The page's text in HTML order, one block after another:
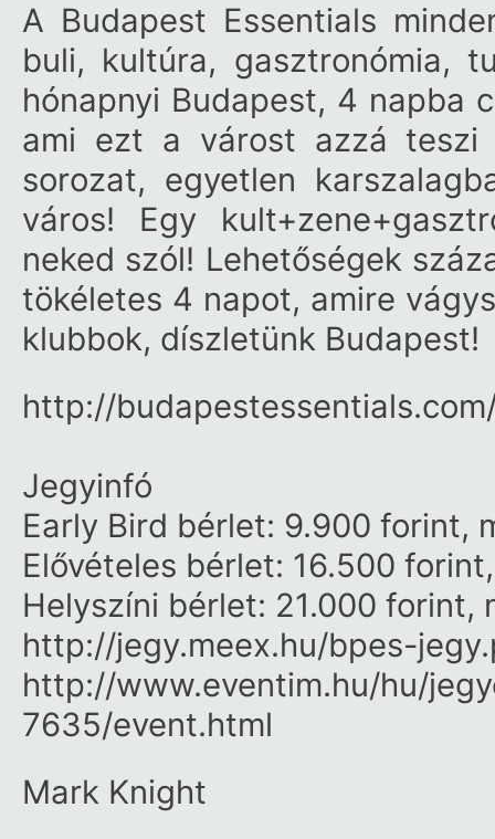
A Budapest Essentials
buli, kultúra, gasztronómia,
hónapnyi Budapest, 4 napba
ami ezt a várost azzá teszi
sorozat, egyetlen
város! Egy
neked szól! Lehetőségek
tökéletes 4 napot, amire
klubbok, díszletünk Budapest!
http://
Jegyinfó
Early Bird bérlet: 9.900 forint,
Elővételes bérlet: 16.500
Helyszíni bérlet: 21.000 forint,
http://jegy.meex.hu/bpes-
http://www.eventim.hu/hu/
7635/event.html
Mark Knight